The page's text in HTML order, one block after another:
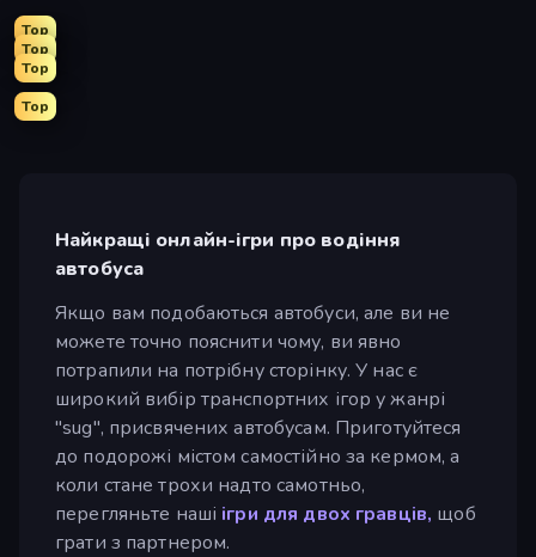
Top
Top
Top
Top
Найкращі онлайн-ігри про водіння
автобуса
Якщо вам подобаються автобуси, але ви не
можете точно пояснити чому, ви явно
потрапили на потрібну сторінку. У нас є
широкий вибір транспортних ігор у жанрі
"sug", присвячених автобусам. Приготуйтеся
до подорожі містом самостійно за кермом, а
коли стане трохи надто самотньо,
перегляньте наші ігри для двох гравців, щоб
грати з партнером.